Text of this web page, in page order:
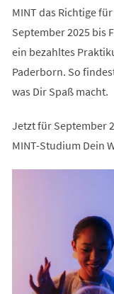
MINT das Richtige
September 2025 bis
ein bezahltes
Paderborn. So
was Dir Spaß macht.
Jetzt für September
MINT-Studium Dein